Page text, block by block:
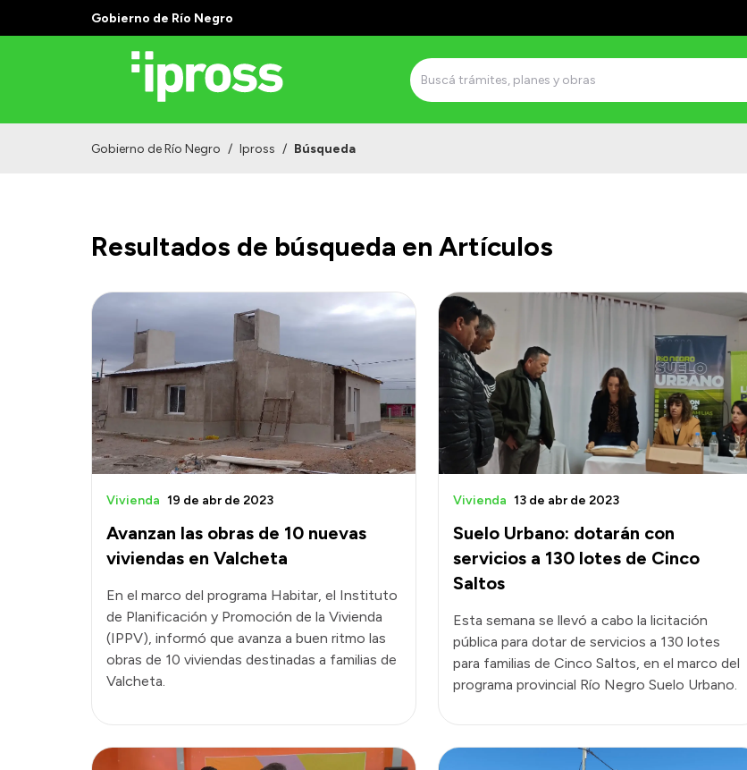
Gobierno de Río Negro
Gobierno de Río Negro / Ipross / Búsqueda
Resultados de búsqueda en Artículos
Avanzan las obras de 10 nuevas
viviendas en Valcheta
Vivienda 19 de abr de 2023
En el marco del programa Habitar, el Instituto
de Planificación y Promoción de la Vivienda
(IPPV), informó que avanza a buen ritmo las
obras de 10 viviendas destinadas a familias de
Valcheta.
Suelo Urbano: dotarán con
servicios a 130 lotes de Cinco
Saltos
Vivienda 13 de abr de 2023
Esta semana se llevó a cabo la licitación
pública para dotar de servicios a 130 lotes
para familias de Cinco Saltos, en el marco del
programa provincial Río Negro Suelo Urbano.